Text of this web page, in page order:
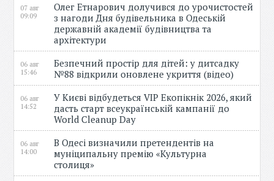
07 авг
09:09
Олег Етнарович долучився до урочистостей
з нагоди Дня будівельника в Одеській
державній академії будівництва та
архітектури
06 авг
15:46
Безпечний простір для дітей: у дитсадку
№88 відкрили оновлене укриття (відео)
06 авг
14:52
У Києві відбудеться VIP Екопікнік 2026, який
дасть старт всеукраїнській кампанії до
World Cleanup Day
06 авг
14:00
В Одесі визначили претендентів на
муніципальну премію «Культурна
столиця»